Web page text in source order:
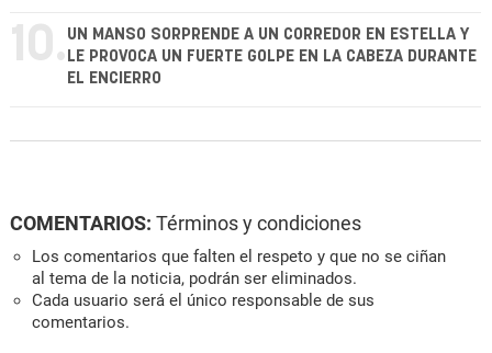
10. UN MANSO SORPRENDE A UN CORREDOR EN ESTELLA Y
LE PROVOCA UN FUERTE GOLPE EN LA CABEZA DURANTE
EL ENCIERRO
COMENTARIOS: Términos y condiciones
Los comentarios que falten el respeto y que no se ciñan
al tema de la noticia, podrán ser eliminados.
Cada usuario será el único responsable de sus
comentarios.